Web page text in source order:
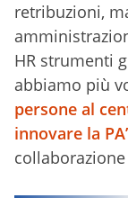
retribuzioni,
HR strumenti
abbiamo più
persone al
innovare la
collaborazione